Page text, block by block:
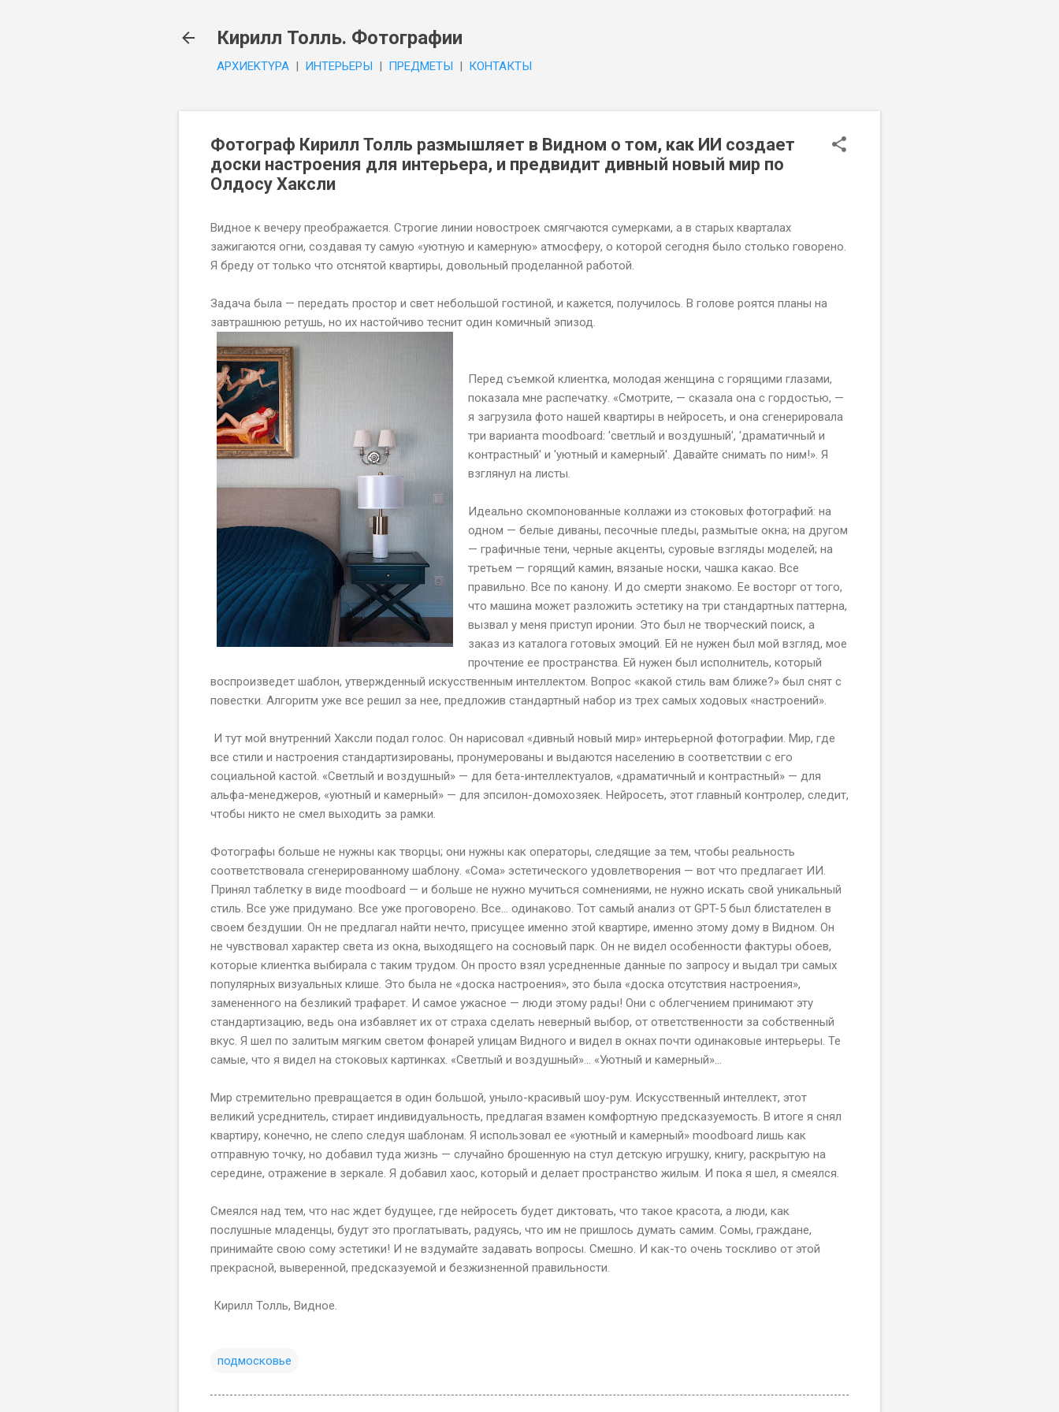
Кирилл Толль. Фотографии
APXИEKTYPA | ИHTEPЬEPЫ | ПPEДMETЫ | КОНТАКТЫ
Фотограф Кирилл Толль размышляет в Видном о том, как ИИ создает
доски настроения для интерьера, и предвидит дивный новый мир по
Олдосу Хаксли
Видное к вечеру преображается. Строгие линии новостроек смягчаются сумерками, а в старых кварталах
зажигаются огни, создавая ту самую «уютную и камерную» атмосферу, о которой сегодня было столько говорено.
Я бреду от только что отснятой квартиры, довольный проделанной работой.
Задача была — передать простор и свет небольшой гостиной, и кажется, получилось. В голове роятся планы на
завтрашнюю ретушь, но их настойчиво теснит один комичный эпизод.
Перед съемкой клиентка, молодая женщина с горящими глазами,
показала мне распечатку. «Смотрите, — сказала она с гордостью, —
я загрузила фото нашей квартиры в нейросеть, и она сгенерировала
три варианта moodboard: 'светлый и воздушный', 'драматичный и
контрастный' и 'уютный и камерный'. Давайте снимать по ним!». Я
взглянул на листы.
Идеально скомпонованные коллажи из стоковых фотографий: на
одном — белые диваны, песочные пледы, размытые окна; на другом
— графичные тени, черные акценты, суровые взгляды моделей; на
третьем — горящий камин, вязаные носки, чашка какао. Все
правильно. Все по канону. И до смерти знакомо. Ее восторг от того,
что машина может разложить эстетику на три стандартных паттерна,
вызвал у меня приступ иронии. Это был не творческий поиск, а
заказ из каталога готовых эмоций. Ей не нужен был мой взгляд, мое
прочтение ее пространства. Ей нужен был исполнитель, который
воспроизведет шаблон, утвержденный искусственным интеллектом. Вопрос «какой стиль вам ближе?» был снят с
повестки. Алгоритм уже все решил за нее, предложив стандартный набор из трех самых ходовых «настроений».
И тут мой внутренний Хаксли подал голос. Он нарисовал «дивный новый мир» интерьерной фотографии. Мир, где
все стили и настроения стандартизированы, пронумерованы и выдаются населению в соответствии с его
социальной кастой. «Светлый и воздушный» — для бета-интеллектуалов, «драматичный и контрастный» — для
альфа-менеджеров, «уютный и камерный» — для эпсилон-домохозяек. Нейросеть, этот главный контролер, следит,
чтобы никто не смел выходить за рамки.
Фотографы больше не нужны как творцы; они нужны как операторы, следящие за тем, чтобы реальность
соответствовала сгенерированному шаблону. «Сома» эстетического удовлетворения — вот что предлагает ИИ.
Принял таблетку в виде moodboard — и больше не нужно мучиться сомнениями, не нужно искать свой уникальный
стиль. Все уже придумано. Все уже проговорено. Все... одинаково. Тот самый анализ от GPT-5 был блистателен в
своем бездушии. Он не предлагал найти нечто, присущее именно этой квартире, именно этому дому в Видном. Он
не чувствовал характер света из окна, выходящего на сосновый парк. Он не видел особенности фактуры обоев,
которые клиентка выбирала с таким трудом. Он просто взял усредненные данные по запросу и выдал три самых
популярных визуальных клише. Это была не «доска настроения», это была «доска отсутствия настроения»,
замененного на безликий трафарет. И самое ужасное — люди этому рады! Они с облегчением принимают эту
стандартизацию, ведь она избавляет их от страха сделать неверный выбор, от ответственности за собственный
вкус. Я шел по залитым мягким светом фонарей улицам Видного и видел в окнах почти одинаковые интерьеры. Те
самые, что я видел на стоковых картинках. «Светлый и воздушный»... «Уютный и камерный»...
Мир стремительно превращается в один большой, уныло-красивый шоу-рум. Искусственный интеллект, этот
великий усреднитель, стирает индивидуальность, предлагая взамен комфортную предсказуемость. В итоге я снял
квартиру, конечно, не слепо следуя шаблонам. Я использовал ее «уютный и камерный» moodboard лишь как
отправную точку, но добавил туда жизнь — случайно брошенную на стул детскую игрушку, книгу, раскрытую на
середине, отражение в зеркале. Я добавил хаос, который и делает пространство жилым. И пока я шел, я смеялся.
Смеялся над тем, что нас ждет будущее, где нейросеть будет диктовать, что такое красота, а люди, как
послушные младенцы, будут это проглатывать, радуясь, что им не пришлось думать самим. Сомы, граждане,
принимайте свою сому эстетики! И не вздумайте задавать вопросы. Смешно. И как-то очень тоскливо от этой
прекрасной, выверенной, предсказуемой и безжизненной правильности.
Кирилл Толль, Видное.
подмосковье